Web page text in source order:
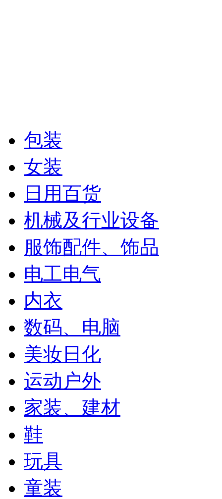
包装
女装
日用百货
机械及行业设备
服饰配件、饰品
电工电气
内衣
数码、电脑
美妆日化
运动户外
家装、建材
鞋
玩具
童装